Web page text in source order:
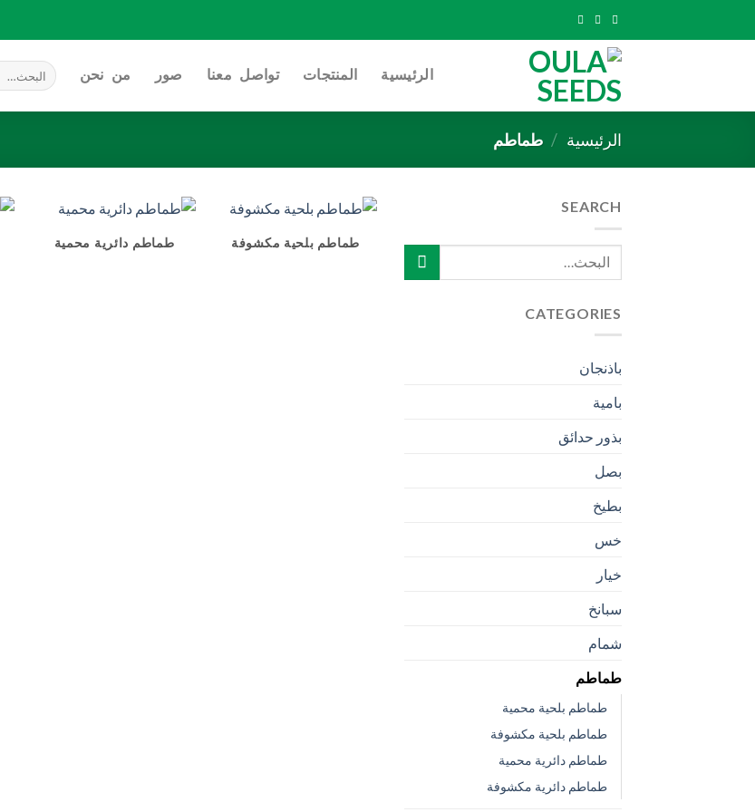
الرئيسية المنتجات تواصل معنا صور من نحن
البحث
عن:
الرئيسية / طماطم
SEARCH
البحث
CATEGORIES
باذنجان
بامية
بذور حدائق
بصل
بطيخ
خس
خيار
سبانخ
شمام
طماطم
طماطم بلحية محمية
طماطم بلحية مكشوفة
طماطم دائرية محمية
طماطم دائرية مكشوفة
طماطم بلحية مكشوفة طماطم دائرية محمية